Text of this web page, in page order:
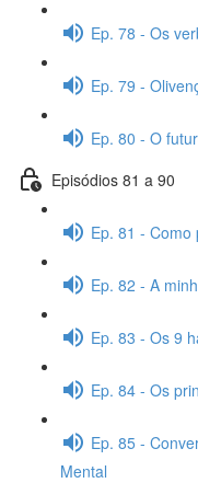
Ep. 78 - Os
Ep. 79 -
Ep. 80 - O
Episódios 81 a 90
Ep. 81 -
Ep. 82 - A
Ep. 83 - Os 9
Ep. 84 - Os
Ep. 85 -
Mental